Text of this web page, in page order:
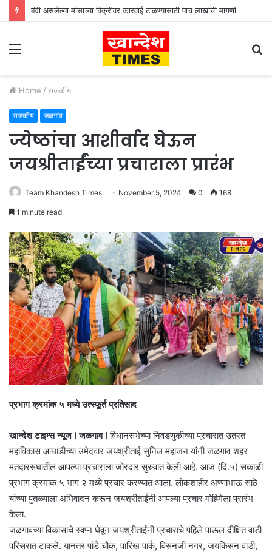
बंदी असलेल्या मांसाच्या विक्रीवर कारवाई टाळण्यासाठी पाच लाखांची मागणी
Menu
Home / राजकीय
राजकीय जळगांव
ज्येष्ठांचा आशीर्वाद घेऊन
जयश्रीताईंच्या प्रचाराला प्रारंभ
Team Khandesh Times November 5, 2024 0 168
1 minute read
प्रभाग क्रमांक ५ मध्ये उत्स्फूर्त प्रतिसाद
खान्देश टाइम्स न्यूज l जळगाव l विधानसभेच्या निवडणुकीच्या प्रचारात उतरत
महाविकास आघाडीच्या उमेदवार जयश्रीताई सुनिल महाजन यांनी जळगाव शहर
मतदारसंघातील आपल्या प्रचाराला जोरदार सुरुवात केली आहे. आज (दि.५) सकाळी
प्रभाग क्रमांक ५ भाग २ मध्ये प्रचार करण्यात आला. लोकशाहीर अण्णाभाऊ साठे
यांच्या पुतळ्याला अभिवादन करून जयश्रीताईंनी आपल्या प्रचार मोहिमेला प्रारंभ
केला.
जळगावच्या विकासाचे स्वप्न घेवून जयश्रीताईंनी प्रचाराचे पहिले पाऊल दीक्षित वाडी
परिसरात टाकले. यानंतर पांडे चौक, पारिख पार्क, विसनजी नगर, जयकिसन वाडी,